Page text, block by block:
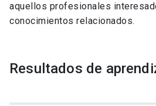
aquellos profesionales
conocimientos relacionados.
Resultados de